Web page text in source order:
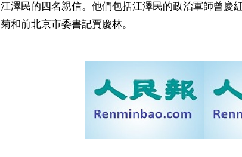
江澤民的四名親信。他們包括江澤民的政治軍師曾慶
菊和前北京市委書記賈慶林。